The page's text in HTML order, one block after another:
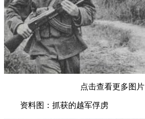
点击查看更多图片
资料图：抓获的越军俘虏